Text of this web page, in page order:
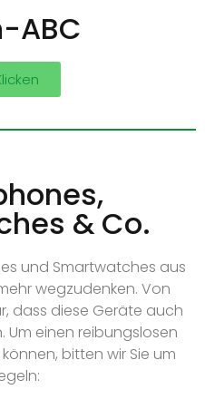
ABC
& Co.
und Smartwatches aus
wegzudenken. Von
dass diese Geräte auch
Um einen reibungslosen
bitten wir Sie um